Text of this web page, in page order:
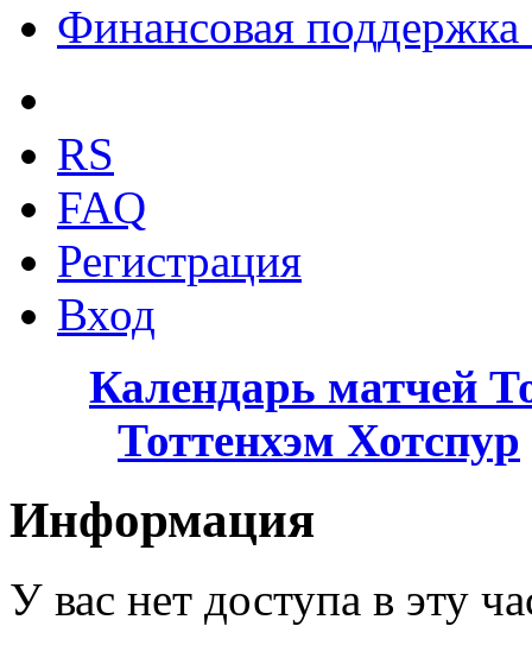
Финансовая поддержка
RS
FAQ
Регистрация
Вход
Календарь матчей
Тоттенхэм Хотспур
Информация
У вас нет доступа в эту